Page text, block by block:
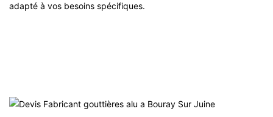
adapté à vos besoins spécifiques.